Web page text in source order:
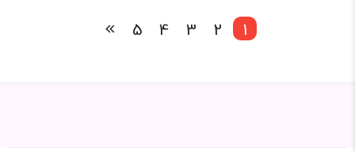
1
2
3
4
5